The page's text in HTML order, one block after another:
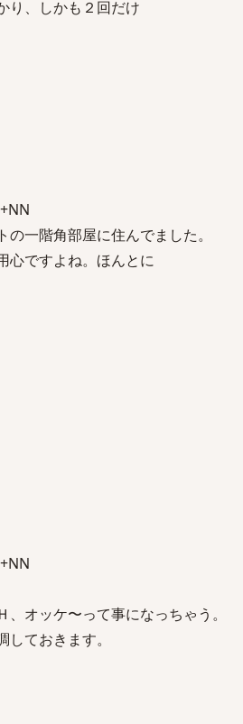
り、しかも２回だけ
一階角部屋に住んでました。
心ですよね。ほんとに
オッケ〜って事になっちゃう。
ておきます。